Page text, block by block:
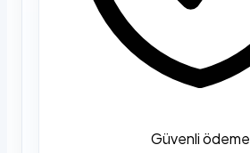
Güvenli ödeme